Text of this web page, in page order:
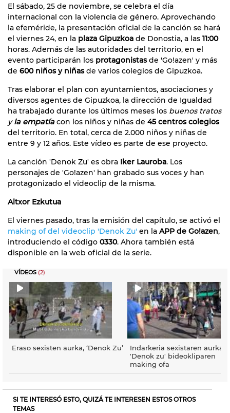
El sábado, 25 de noviembre, se celebra el día
internacional con la violencia de género. Aprovechando
la efeméride, la presentación oficial de la canción se hará
el viernes 24, en la plaza Gipuzkoa de Donostia, a las 11:00
horas. Además de las autoridades del territorio, en el
evento participarán los protagonistasde 'Go!azen' y más
de 600 niños y niñasde varios colegios de Gipuzkoa.
Tras elaborar el plan con ayuntamientos, asociaciones y
diversos agentes de Gipuzkoa, la dirección de Igualdad
ha trabajado durante los últimos meses los buenos tratos
yla empatíacon los niños y niñas de 45 centros colegios
del territorio. En total, cerca de 2.000 niños y niñas de
entre 9 y 12 años. Este vídeo es parte de ese proyecto.
La canción 'Denok Zu' es obra Iker Lauroba. Los
personajes de 'Go!azen' han grabado sus voces y han
protagonizado el videoclip de la misma.
Altxor Ezkutua
El viernes pasado, tras la emisión del capítulo, se activó el
making of del videoclip 'Denok Zu' en la APP de Go!azen,
introduciendo el código 0330. Ahora también está
disponible en la web oficial de la serie.
VÍDEOS (2)
Eraso sexisten aurka, ‘Denok Zu’
Indarkeria sexistaren
'Denok zu' bideokliparen
making ofa
SI TE INTERESÓ ESTO, QUIZÁ TE INTERESEN ESTOS OTROS
TEMAS